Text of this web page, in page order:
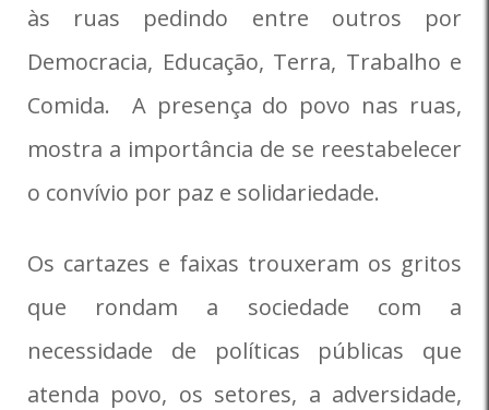
às ruas pedindo entre outros por
Democracia, Educação, Terra, Trabalho e
Comida. A presença do povo nas ruas,
mostra a importância de se reestabelecer
o convívio por paz e solidariedade.
Os cartazes e faixas trouxeram os gritos
que rondam a sociedade com a
necessidade de políticas públicas que
atenda povo, os setores, a adversidade,